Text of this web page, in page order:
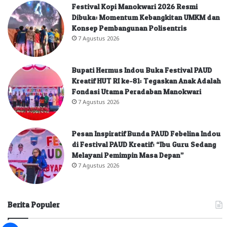
Festival Kopi Manokwari 2026 Resmi
Dibuka: Momentum Kebangkitan UMKM dan
Konsep Pembangunan Polisentris
7 Agustus 2026
Bupati Hermus Indou Buka Festival PAUD
Kreatif HUT RI ke-81: Tegaskan Anak Adalah
Fondasi Utama Peradaban Manokwari
7 Agustus 2026
Pesan Inspiratif Bunda PAUD Febelina Indou
di Festival PAUD Kreatif: “Ibu Guru Sedang
Melayani Pemimpin Masa Depan”
7 Agustus 2026
Berita Populer